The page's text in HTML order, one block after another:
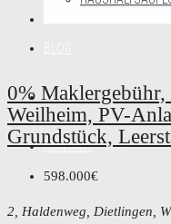
PORTRÄT
KONTAKT
0%
Weilheim, PV-
Grundstück,
598.000€
2, Haldenweg, Dietlingen,